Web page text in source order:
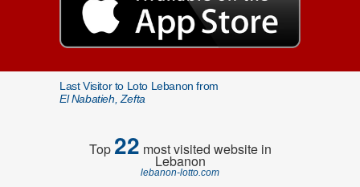
Last Visitor to Loto Lebanon from
El Nabatieh, Zefta
Top22 most visited website in
Lebanon
lebanon-lotto.com